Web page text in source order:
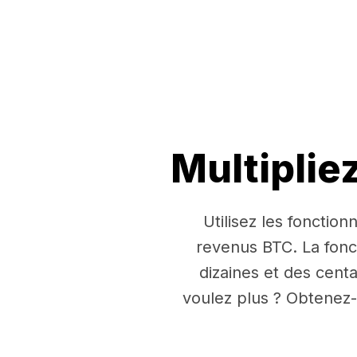
Utilisez les
revenus BTC. La
dizaines et des
voulez plus ?